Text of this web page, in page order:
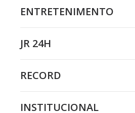
ENTRETENIMENTO
JR 24H
RECORD
INSTITUCIONAL